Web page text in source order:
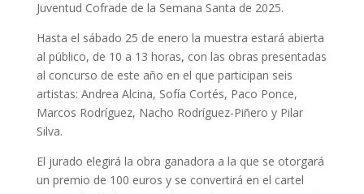
Juventud Cofrade de la Semana Santa de 2025.
Hasta el sábado 25 de enero la muestra estará abierta
al público, de 10 a 13 horas, con las obras presentadas
al concurso de este año en el que participan seis
artistas: Andrea Alcina, Sofía Cortés, Paco Ponce,
Marcos Rodríguez, Nacho Rodríguez-Piñero y Pilar
Silva.
El jurado elegirá la obra ganadora a la que se otorgará
un premio de 100 euros y se convertirá en el cartel